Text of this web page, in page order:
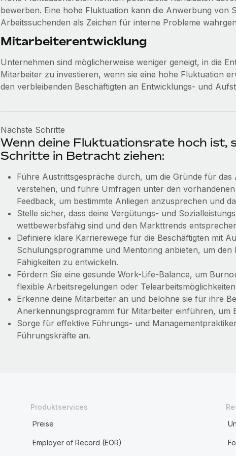
bewerben. Eine hohe Fluktuation kann die Anwerbung von
Arbeitssuchenden als Zeichen für interne Probleme
Mitarbeiterentwicklung
Unternehmen sind möglicherweise weniger geneigt, in die
Mitarbeiter zu investieren, wenn sie eine hohe Fluktuation
den verbleibenden Beschäftigten an Entwicklungs- und
Nächste Schritte
Wenn deine Fluktuationsrate hoch ist,
Schritte in Betracht ziehen:
Führe Austrittsgespräche durch, um die Gründe für
verstehen, und führe Umfragen unter den
Feedback, um bestimmte Anliegen anzusprechen und
Stelle sicher, dass deine Vergütungs- und
wettbewerbsfähig sind und den Markttrends
Definiere klare Karrierewege für die Beschäftigten mit
Schulungsprogramme und Mentoring anbieten, um
Fähigkeiten zu entwickeln.
Fördern Sie eine gesunde Work-Life-Balance, um
flexible Arbeitsregelungen oder
Erkenne deine Mitarbeiter an und belohne sie für ihre
Anerkennungsprogramm für Mitarbeiter einführen, um
Sorge für effektive Führungs- und
Führungskräfte an.
Produktservices
Preise
Employer of Record (EOR)